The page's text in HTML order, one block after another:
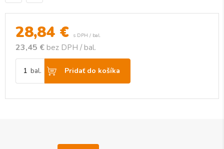
28,84 € s DPH / bal.
23,45 € bez DPH / bal.
bal. Pridať do košíka